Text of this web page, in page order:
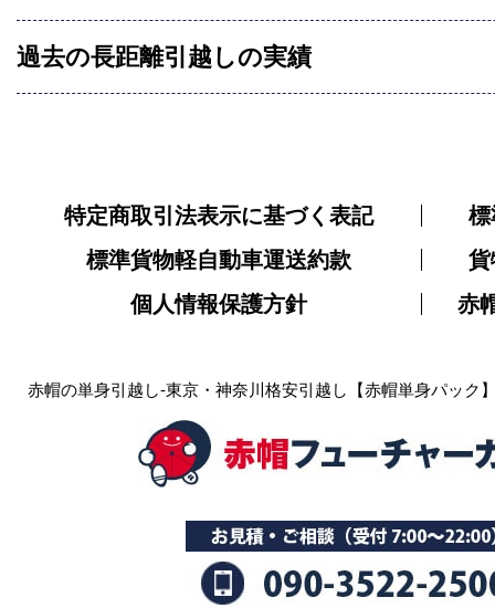
過去の長距離引越しの実績
特定商取引法表示に基づく表記
標
標準貨物軽自動車運送約款
貨
個人情報保護方針
赤
赤帽の単身引越し-東京・神奈川格安引越し【赤帽単身パック